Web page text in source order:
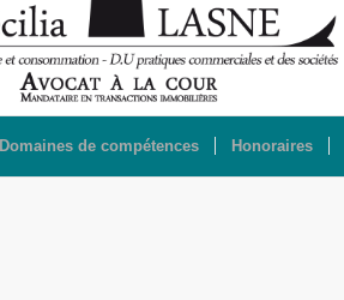
Domaines de compétences Honoraires